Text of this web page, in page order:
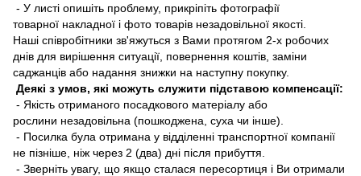
- У листі опишіть проблему, прикріпіть фотографії
товарної накладної і фото товарів незадовільної якості.
Наші співробітники зв'яжуться з Вами протягом 2-х робочих
днів для вирішення ситуації, повернення коштів, заміни
саджанців або надання знижки на наступну покупку.
Деякі з умов, які можуть служити підставою компенсації:
- Якість отриманого посадкового матеріалу або
рослини незадовільна (пошкоджена, суха чи інше).
- Посилка була отримана у відділенні транспортної компанії
не пізніше, ніж через 2 (два) дні після прибуття.
- Зверніть увагу, що якщо сталася пересортиця і Ви отримали